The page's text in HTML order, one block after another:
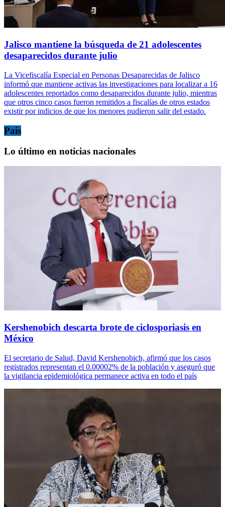
Jalisco mantiene la búsqueda de 21 adolescentes
desaparecidos durante julio
La Vicefiscalía Especial en Personas Desaparecidas de Jalisco
informó que mantiene activas las investigaciones para localizar a 16
adolescentes reportados como desaparecidos durante julio, mientras
que otros cinco casos fueron remitidos a fiscalías de otros estados
existir por indicios de que los menores pudieron salir del estado.
País
Lo último en noticias nacionales
Kershenobich descarta brote de ciclosporiasis en
México
El secretario de Salud, David Kershenobich, afirmó que los casos
registrados representan el 0.00002% de la población y aseguró que
la vigilancia epidemiológica permanece activa en todo el país